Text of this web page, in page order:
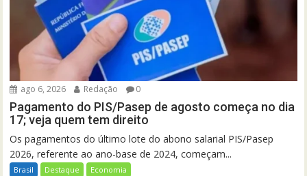
ago 6, 2026 Redação 0
Pagamento do PIS/Pasep de agosto começa no dia
17; veja quem tem direito
Os pagamentos do último lote do abono salarial PIS/Pasep
2026, referente ao ano-base de 2024, começam...
Brasil Destaque Economia